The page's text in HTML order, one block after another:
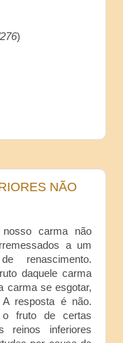
)
NÃO
carma não
a um
renascimento.
daquele carma
carma se esgotar,
resposta é não.
o fruto de certas
reinos inferiores